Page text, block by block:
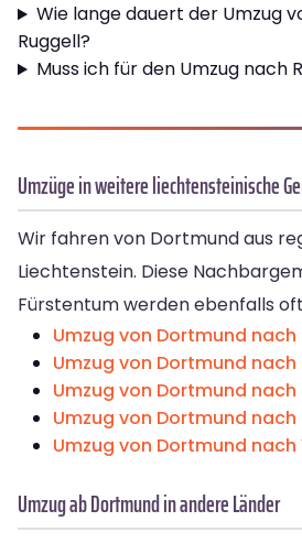
Wie lange dauert der Umzug
Ruggell?
Muss ich für den Umzug nach
Umzüge in weitere liechtensteinische
Wir fahren von Dortmund aus
Liechtenstein. Diese
Fürstentum werden ebenfalls
Umzug von Dortmund
Umzug von Dortmund
Umzug von Dortmund nach
Umzug von Dortmund nach
Umzug von Dortmund nach
Umzug ab Dortmund in andere Länder